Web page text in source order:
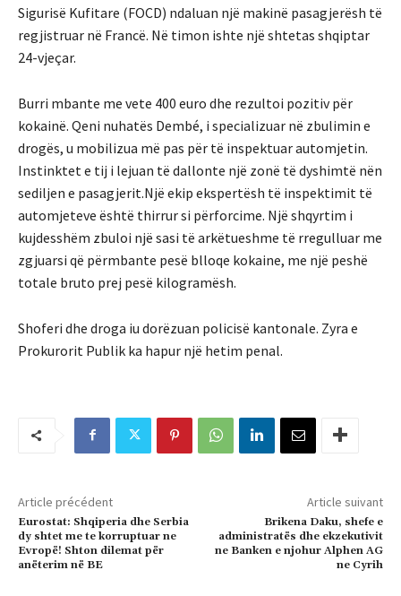
Sigurisë Kufitare (FOCD) ndaluan një makinë pasagjerësh të
regjistruar në Francë. Në timon ishte një shtetas shqiptar
24-vjeçar.
Burri mbante me vete 400 euro dhe rezultoi pozitiv për
kokainë. Qeni nuhatës Dembé, i specializuar në zbulimin e
drogës, u mobilizua më pas për të inspektuar automjetin.
Instinktet e tij i lejuan të dallonte një zonë të dyshimtë nën
sediljen e pasagjerit.Një ekip ekspertësh të inspektimit të
automjeteve është thirrur si përforcime. Një shqyrtim i
kujdesshëm zbuloi një sasi të arkëtueshme të rregulluar me
zgjuarsi që përmbante pesë blloqe kokaine, me një peshë
totale bruto prej pesë kilogramësh.
Shoferi dhe droga iu dorëzuan policisë kantonale. Zyra e
Prokurorit Publik ka hapur një hetim penal.
Article précédent
Eurostat: Shqiperia dhe Serbia
dy shtet me te korruptuar ne
Evropë! Shton dilemat për
anëterim në BE
Article suivant
Brikena Daku, shefe e
administratës dhe ekzekutivit
ne Banken e njohur Alphen AG
ne Cyrih